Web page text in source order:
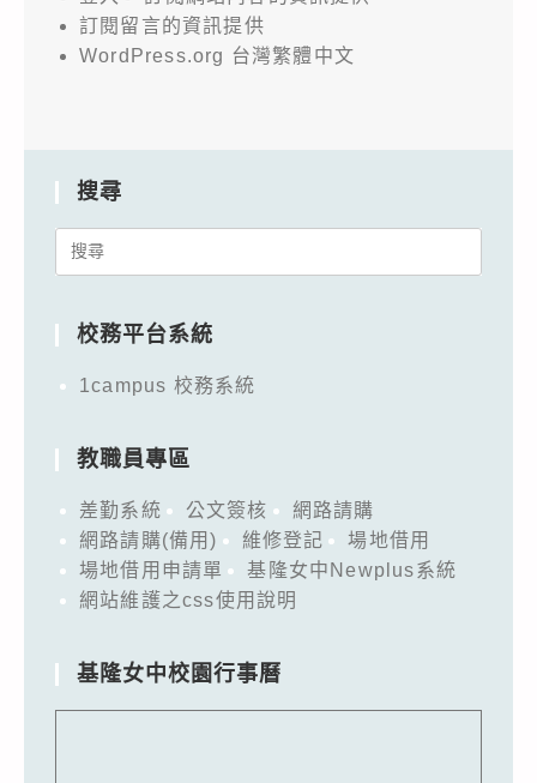
訂閱留言的資訊提供
WordPress.org 台灣繁體中文
搜尋
Search
校務平台系統
1campus 校務系統
教職員專區
差勤系統 公文簽核
網路請購
網路請購(備用)
維修登記
場地借用
場地借用申請單
基隆女中Newplus系統
網站維護之css使用說明
基隆女中校園行事曆